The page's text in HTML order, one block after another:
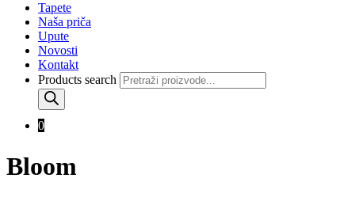
Tapete
Naša priča
Upute
Novosti
Kontakt
Products search
0
Bloom